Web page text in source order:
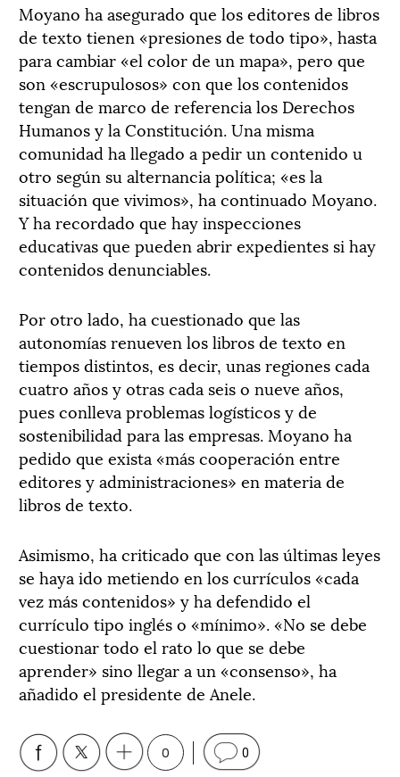
Moyano ha asegurado que los editores de libros
de texto tienen «presiones de todo tipo», hasta
para cambiar «el color de un mapa», pero que
son «escrupulosos» con que los contenidos
tengan de marco de referencia los Derechos
Humanos y la Constitución. Una misma
comunidad ha llegado a pedir un contenido u
otro según su alternancia política; «es la
situación que vivimos», ha continuado Moyano.
Y ha recordado que hay inspecciones
educativas que pueden abrir expedientes si hay
contenidos denunciables.
Por otro lado, ha cuestionado que las
autonomías renueven los libros de texto en
tiempos distintos, es decir, unas regiones cada
cuatro años y otras cada seis o nueve años,
pues conlleva problemas logísticos y de
sostenibilidad para las empresas. Moyano ha
pedido que exista «más cooperación entre
editores y administraciones» en materia de
libros de texto.
Asimismo, ha criticado que con las últimas leyes
se haya ido metiendo en los currículos «cada
vez más contenidos» y ha defendido el
currículo tipo inglés o «mínimo». «No se debe
cuestionar todo el rato lo que se debe
aprender» sino llegar a un «consenso», ha
añadido el presidente de Anele.
0 0